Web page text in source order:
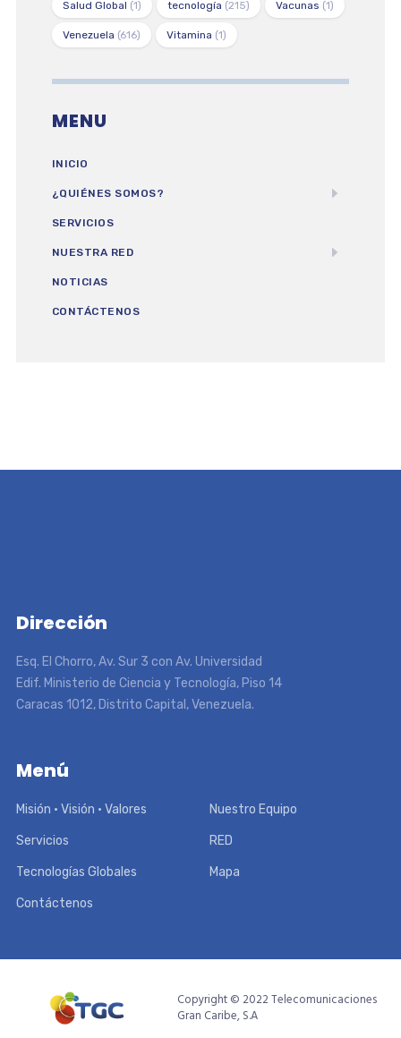
Salud Global (1) tecnología (215) Vacunas (1)
Venezuela (616) Vitamina (1)
MENU
INICIO
¿QUIÉNES SOMOS?
SERVICIOS
NUESTRA RED
NOTICIAS
CONTÁCTENOS
Dirección
Esq. El Chorro, Av. Sur 3 con Av. Universidad
Edif. Ministerio de Ciencia y Tecnología, Piso 14
Caracas 1012, Distrito Capital, Venezuela.
Menú
Misión • Visión • Valores Nuestro Equipo
Servicios RED
Tecnologías Globales Mapa
Contáctenos
Copyright © 2022 Telecomunicaciones
Gran Caribe, S.A